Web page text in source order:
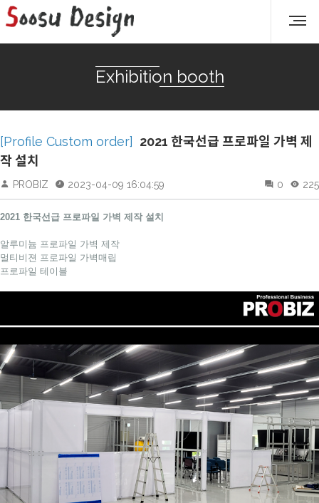
Exhibition booth
[Profile Custom order]
2021 한국선급 프로파일 가벽 제
작 설치
PROBIZ 2023-04-09 16:04:59 0 225
2021 한국선급 프로파일 가벽 제작 설치
알루미늄 프로파일 가벽 제작
멀티비젼 프로파일 가벽매립
프로파일 테이블